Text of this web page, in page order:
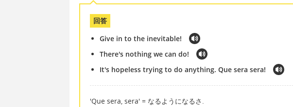
回答
Give in to the inevitable!
There's nothing we can do!
It's hopeless trying to do anything. Que sera sera!
'Que sera, sera' = なるようになるさ.